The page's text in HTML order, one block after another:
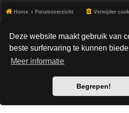
Deze website maakt gebruik van
beste surfervaring te kunnen
Meer informatie
Begrepen!
Home Forumoverzicht Verwijder
*HexagonReborn style by
Style Version:
Powered by
Privacy|